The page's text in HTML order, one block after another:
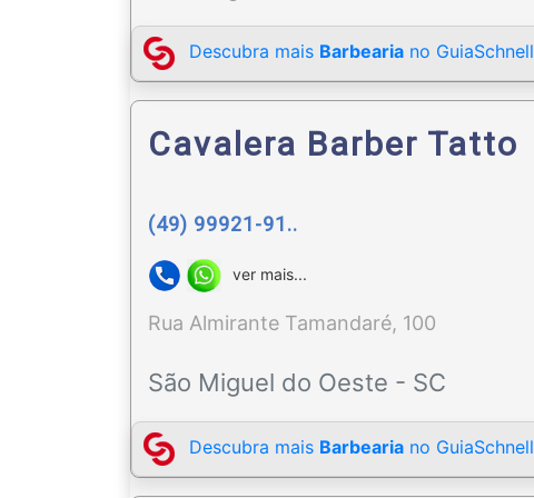
Descubra mais Barbearia no GuiaSchnell
Cavalera Barber Tatto
(49) 99921-91..
ver mais...
Rua Almirante Tamandaré, 100
São Miguel do Oeste - SC
Descubra mais Barbearia no GuiaSchnell